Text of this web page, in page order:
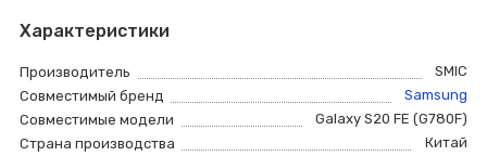
Характеристики
Производитель
SMIC
Совместимый бренд
Samsung
Совместимые модели
Galaxy S20 FE (G780F)
Страна производства
Китай